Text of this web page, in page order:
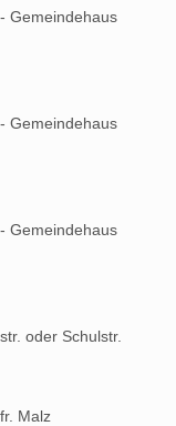
Gemeindehaus
Gemeindehaus
Gemeindehaus
oder Schulstr.
Malz